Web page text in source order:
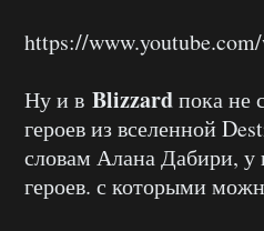
https://
Ну и в Blizzardпока не
героев из вселенной
словам Алана Дабири, у
героев. с которыми